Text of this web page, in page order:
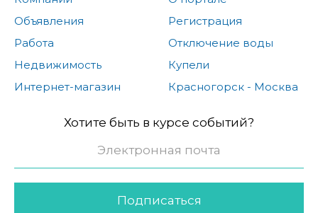
Объявления
Работа
Недвижимость
Интернет-магазин
Регистрация
Отключение воды
Купели
Красногорск - Москва
Хотите быть в курсе событий?
Подписаться